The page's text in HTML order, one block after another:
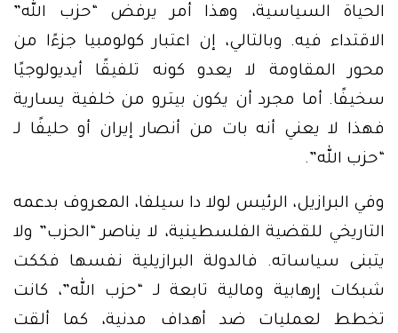
الحياة السياسية، وهذا أمر يرفض “حزب الله”
الاقتداء فيه. وبالتالي، إن اعتبار كولومبيا جزءًا من
محور المقاومة لا يعدو كونه تلفيقًا أيديولوجيًا
سخيفًا. أما مجرد أن يكون بيترو من خلفية يسارية
فهذا لا يعني أنه بات من أنصار إيران أو حليفًا لـ
“حزب الله”.
وفي البرازيل، الرئيس لولا دا سيلفا، المعروف بدعمه
التاريخي للقضية الفلسطينية، لا يناصر “الحزب” ولا
يتبنى سياساته. فالدولة البرازيلية نفسها فككت
شبكات إرهابية ومالية تابعة لـ “حزب الله”، كانت
تخطط لعمليات ضد أهداف مدنية، كما ألقت